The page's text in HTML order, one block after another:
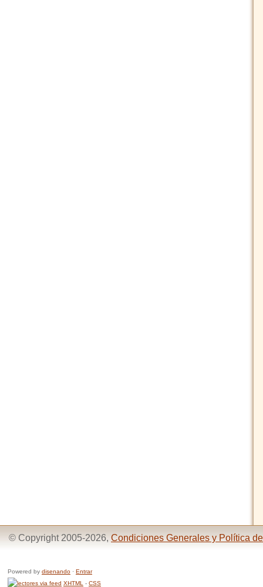
© Copyright 2005-2026, Condiciones Generales y Política
Powered by disenando · Entrar
XHTML
- CSS